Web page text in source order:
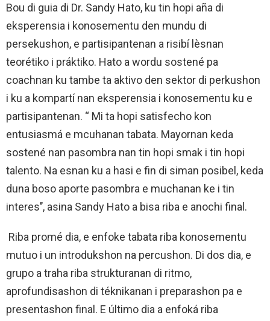
Bou di guia di Dr. Sandy Hato, ku tin hopi aña di
eksperensia i konosementu den mundu di
persekushon, e partisipantenan a risibí lèsnan
teorétiko i práktiko. Hato a wordu sostené pa
coachnan ku tambe ta aktivo den sektor di perkushon
i ku a kompartí nan eksperensia i konosementu ku e
partisipantenan. “ Mi ta hopi satisfecho kon
entusiasmá e mcuhanan tabata. Mayornan keda
sostené nan pasombra nan tin hopi smak i tin hopi
talento. Na esnan ku a hasi e fin di siman posibel, keda
duna boso aporte pasombra e muchanan ke i tin
interes’’, asina Sandy Hato a bisa riba e anochi final.
Riba promé dia, e enfoke tabata riba konosementu
mutuo i un introdukshon na percushon. Di dos dia, e
grupo a traha riba strukturanan di ritmo,
aprofundisashon di téknikanan i preparashon pa e
presentashon final. E último dia a enfoká riba